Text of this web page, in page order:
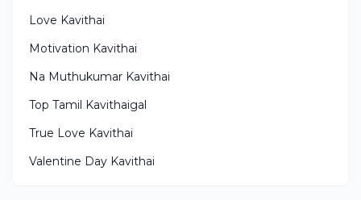
Love Kavithai
Motivation Kavithai
Na Muthukumar Kavithai
Top Tamil Kavithaigal
True Love Kavithai
Valentine Day Kavithai